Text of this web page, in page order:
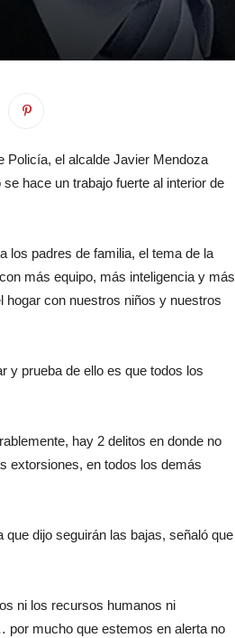
Policía, el alcalde Javier Mendoza
hace un trabajo fuerte al interior de
los padres de familia, el tema de la
más equipo, más inteligencia y más
hogar con nuestros niños y nuestros
y prueba de ello es que todos los
hay 2 delitos en donde no
extorsiones, en todos los demás
dijo seguirán las bajas, señaló que
ni los recursos humanos ni
mucho que estemos en alerta no